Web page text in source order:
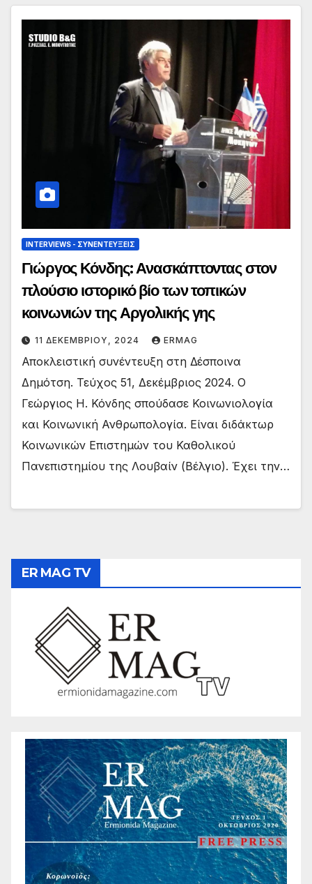
INTERVIEWS - ΣΥΝΕΝΤΕΎΞΕΙΣ
Γιώργος Κόνδης: Ανασκάπτοντας στον
πλούσιο ιστορικό βίο των τοπικών
κοινωνιών της Αργολικής γης
11 ΔΕΚΕΜΒΡΊΟΥ, 2024 ERMAG
Αποκλειστική συνέντευξη στη Δέσποινα
Δημότση. Τεύχος 51, Δεκέμβριος 2024. Ο
Γεώργιος Η. Κόνδης σπούδασε Κοινωνιολογία
και Κοινωνική Ανθρωπολογία. Είναι διδάκτωρ
Κοινωνικών Επιστημών του Καθολικού
Πανεπιστημίου της Λουβαίν (Βέλγιο). Έχει την…
ER MAG TV